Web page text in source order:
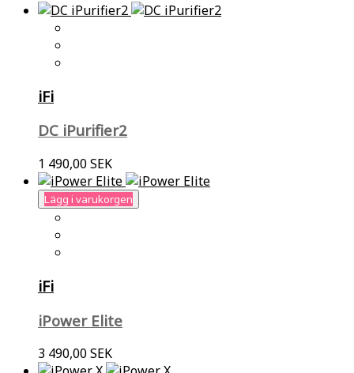
iFi
DC iPurifier2
1 490,00 SEK
Lägg i varukorgen
iFi
iPower Elite
3 490,00 SEK